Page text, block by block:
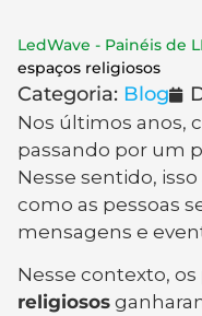
LedWave - Painéis de
espaços religiosos
Categoria: Blog
Nos últimos anos,
passando por um
Nesse sentido,
como as pessoas
mensagens e
Nesse contexto, os
religiosos